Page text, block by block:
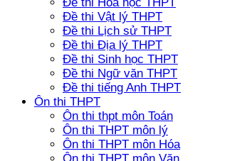
Đề thi Hóa học THPT
Đề thi Vật lý THPT
Đề thi Lịch sử THPT
Đề thi Địa lý THPT
Đề thi Sinh học THPT
Đề thi Ngữ văn THPT
Đề thi tiếng Anh THPT
Ôn thi THPT
Ôn thi thpt môn Toán
Ôn thi THPT môn lý
Ôn thi THPT môn Hóa